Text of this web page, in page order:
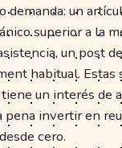
demanda: un
superior a la
un post
habitual. Estas
un interés de
invertir en
cero.